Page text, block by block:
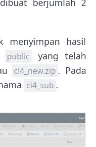
menyimpan hasil
public
yang telah
ci4_new.zip . Pada
ci4_sub .